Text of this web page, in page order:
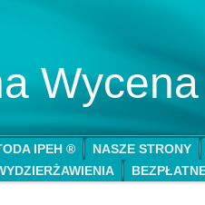
IPEH ® NASZE STRONY